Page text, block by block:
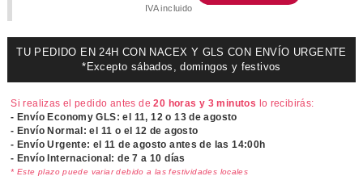
IVA incluido
TU PEDIDO EN 24H CON NACEX Y GLS CON ENVÍO URGENTE
*Excepto sábados, domingos y festivos
Si realizas el pedido antes de20 horas y 3 minutos lo recibirás:
- Envío Economy GLS: el 11, 12 o 13 de agosto
- Envío Normal: el 11 o el 12 de agosto
- Envío Urgente: el11 de agosto antes de las 14:00h
- Envío Internacional: de 7 a 10 días
* Este plazo puede variar debido a las festividades locales